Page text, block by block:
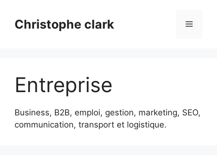
contenuChristophe clark Menu
Entreprise
Business, B2B, emploi, gestion, marketing, SEO,
communication, transport et logistique.